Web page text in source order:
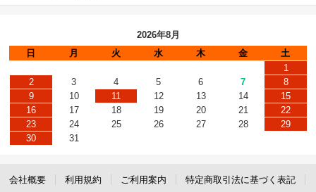
2026年8月
日
月 火 水 木 金
土
1
2
3 4 5 6 7
8
9
10 11 12 13 14
15
16
17 18 19 20 21
22
23
24 25 26 27 28
29
30
31
会社概要 利用規約 ご利用案内 特定商取引法に基づく表記